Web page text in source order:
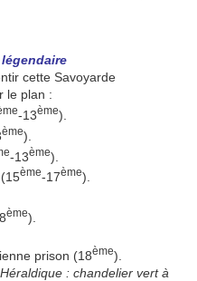
cette Savoyarde
le plan :
-13ème).
ème).
-13ème).
ème-17ème).
ème).
prison (18ème).
Héraldique : chandelier vert à